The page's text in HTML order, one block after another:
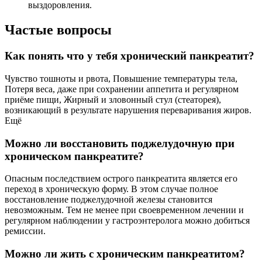
выздоровления.
Частые вопросы
Как понять что у тебя хронический панкреатит?
Чувство тошноты и рвота, Повышение температуры тела,
Потеря веса, даже при сохранении аппетита и регулярном
приёме пищи, Жирный и зловонный стул (стеаторея),
возникающий в результате нарушения переваривания жиров.
Ещё
Можно ли восстановить поджелудочную при
хроническом панкреатите?
Опасным последствием острого панкреатита является его
переход в хроническую форму. В этом случае полное
восстановление поджелудочной железы становится
невозможным. Тем не менее при своевременном лечении и
регулярном наблюдении у гастроэнтеролога можно добиться
ремиссии.
Можно ли жить с хроническим панкреатитом?